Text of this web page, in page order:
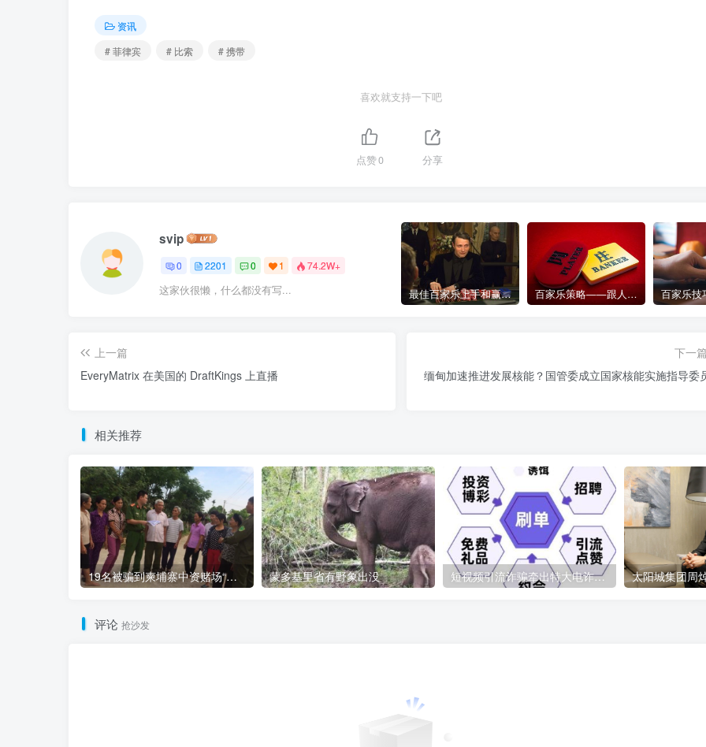
资讯
# 菲律宾
# 比索 # 携带
喜欢就支持一下吧
点赞0 分享
svip
0 2201 0 1 74.2W+
这家伙很懒，什么都没有写... 最佳百家乐上手和赢钱指南 – 终极版 百家乐策略——跟人胜过跟路
上一篇
EveryMatrix 在美国的 DraftKings 上直播
下一
缅甸加速推进发展核能？国管委成立国家核能实施指导委
相关推荐
19名被骗到柬埔寨中资赌场“做菠菜”的越南人被解救 蒙多基里省有野象出没 短视频引流诈骗牵出特大电诈案 涉案金额6000余万元
评论 抢沙发